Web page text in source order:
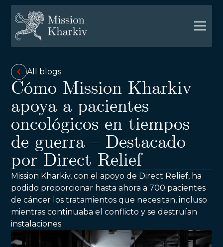
All blogs
Cómo Mission Kharkiv
apoya a pacientes
oncológicos en tiempos
de guerra – Destacado
por Direct Relief
Mission Kharkiv, con el apoyo de Direct Relief, ha
podido proporcionar hasta ahora a 700 pacientes
de cáncer los tratamientos que necesitan, incluso
mientras continuaba el conflicto y se destruían
instalaciones.